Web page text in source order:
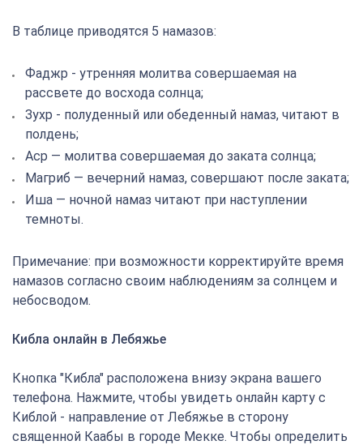
В таблице приводятся 5 намазов:
Фаджр - утренняя молитва совершаемая на
рассвете до восхода солнца;
Зухр - полуденный или обеденный намаз, читают в
полдень;
Аср — молитва совершаемая до заката солнца;
Магриб — вечерний намаз, совершают после заката;
Иша — ночной намаз читают при наступлении
темноты.
Примечание: при возможности корректируйте время
намазов согласно своим наблюдениям за солнцем и
небосводом.
Кибла онлайн в Лебяжье
Кнопка "Кибла" расположена внизу экрана вашего
телефона. Нажмите, чтобы увидеть онлайн карту с
Киблой - направление от Лебяжье в сторону
священной Каабы в городе Мекке. Чтобы определить